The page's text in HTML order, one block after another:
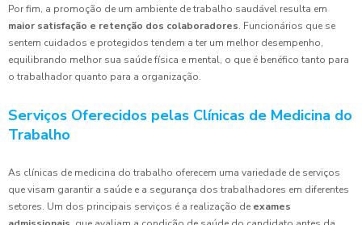
Por fim, a promoção de um ambiente de trabalho saudável resulta em
maior satisfação e retenção dos colaboradores. Funcionários que se
sentem cuidados e protegidos tendem a ter um melhor desempenho,
equilibrando melhor sua saúde física e mental, o que é benéfico tanto para
o trabalhador quanto para a organização.
Serviços Oferecidos pelas Clínicas de Medicina do
Trabalho
As clínicas de medicina do trabalho oferecem uma variedade de serviços
que visam garantir a saúde e a segurança dos trabalhadores em diferentes
setores. Um dos principais serviços é a realização de exames